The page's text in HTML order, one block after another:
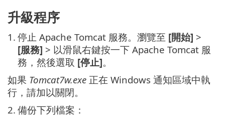
升級程序
1. 停止 Apache Tomcat 服務。瀏覽至 [開始] >
[服務] > 以滑鼠右鍵按一下 Apache Tomcat 服
務，然後選取 [停止]。
如果 Tomcat7w.exe 正在 Windows 通知區域中執
行，請加以關閉。
2. 備份下列檔案：